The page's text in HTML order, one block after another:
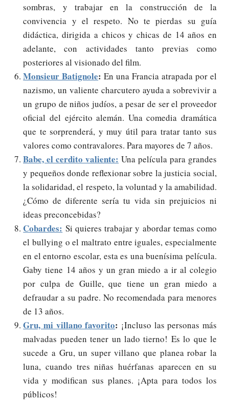
sombras, y trabajar en la construcción de la
convivencia y el respeto. No te pierdas su guía
didáctica, dirigida a chicos y chicas de 14 años en
adelante, con actividades tanto previas como
posteriores al visionado del film.
Monsieur Batignole: En una Francia atrapada por el
nazismo, un valiente charcutero ayuda a sobrevivir a
un grupo de niños judíos, a pesar de ser el proveedor
oficial del ejército alemán. Una comedia dramática
que te sorprenderá, y muy útil para tratar tanto sus
valores como contravalores. Para mayores de 7 años.
Babe, el cerdito valiente: Una película para grandes
y pequeños donde reflexionar sobre la justicia social,
la solidaridad, el respeto, la voluntad y la amabilidad.
¿Cómo de diferente sería tu vida sin prejuicios ni
ideas preconcebidas?
Cobardes: Si quieres trabajar y abordar temas como
el bullying o el maltrato entre iguales, especialmente
en el entorno escolar, esta es una buenísima película.
Gaby tiene 14 años y un gran miedo a ir al colegio
por culpa de Guille, que tiene un gran miedo a
defraudar a su padre. No recomendada para menores
de 13 años.
Gru, mi villano favorito: ¡Incluso las personas más
malvadas pueden tener un lado tierno! Es lo que le
sucede a Gru, un super villano que planea robar la
luna, cuando tres niñas huérfanas aparecen en su
vida y modifican sus planes. ¡Apta para todos los
públicos!